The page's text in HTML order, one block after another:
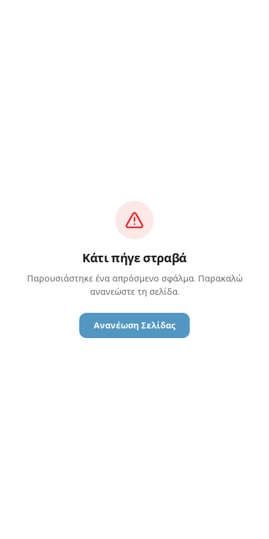
Κάτι πήγε στραβά
Παρουσιάστηκε ένα απρόσμενο σφάλμα. Παρακαλώ
ανανεώστε τη σελίδα.
Ανανέωση Σελίδας